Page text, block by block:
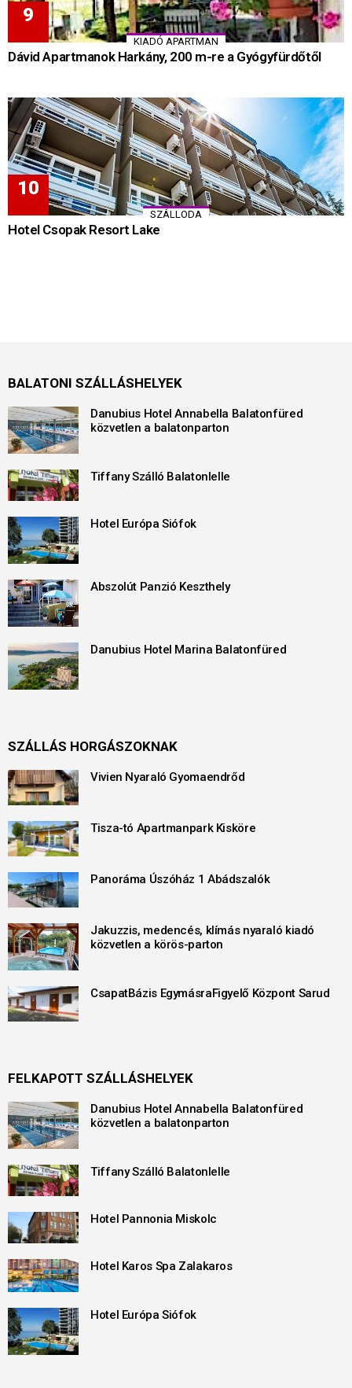
KIADÓ APARTMAN
Dávid Apartmanok Harkány, 200 m-re a Gyógyfürdőtől
SZÁLLODA
Hotel Csopak Resort Lake
BALATONI SZÁLLÁSHELYEK
Danubius Hotel Annabella Balatonfüred
közvetlen a balatonparton
Tiffany Szálló Balatonlelle
Hotel Európa Siófok
Abszolút Panzió Keszthely
Danubius Hotel Marina Balatonfüred
SZÁLLÁS HORGÁSZOKNAK
Vivien Nyaraló Gyomaendrőd
Tisza-tó Apartmanpark Kisköre
Panoráma Úszóház 1 Abádszalók
Jakuzzis, medencés, klímás nyaraló kiadó
közvetlen a körös-parton
CsapatBázis EgymásraFigyelő Központ Sarud
FELKAPOTT SZÁLLÁSHELYEK
Danubius Hotel Annabella Balatonfüred
közvetlen a balatonparton
Tiffany Szálló Balatonlelle
Hotel Pannonia Miskolc
Hotel Karos Spa Zalakaros
Hotel Európa Siófok